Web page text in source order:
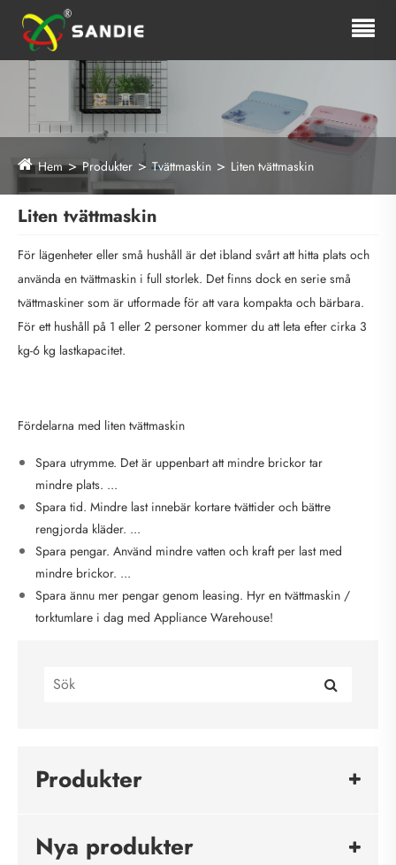
Hem Produkter Tvättmaskin Liten tvättmaskin
Liten tvättmaskin
För lägenheter eller små hushåll är det ibland svårt att hitta plats och
använda en tvättmaskin i full storlek. Det finns dock en serie små
tvättmaskiner som är utformade för att vara kompakta och bärbara.
För ett hushåll på 1 eller 2 personer kommer du att leta efter cirka 3
kg-6 kg lastkapacitet.
Fördelarna med liten tvättmaskin
Spara utrymme. Det är uppenbart att mindre brickor tar
mindre plats. ...
Spara tid. Mindre last innebär kortare tvättider och bättre
rengjorda kläder. ...
Spara pengar. Använd mindre vatten och kraft per last med
mindre brickor. ...
Spara ännu mer pengar genom leasing. Hyr en tvättmaskin /
torktumlare i dag med Appliance Warehouse!
Produkter
Nya produkter